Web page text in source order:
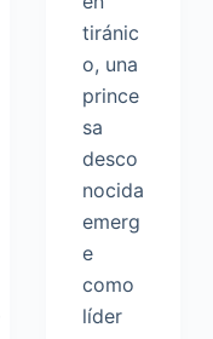
tiránic
o, una
prince
sa
desco
nocida
emerg
e
como
líder